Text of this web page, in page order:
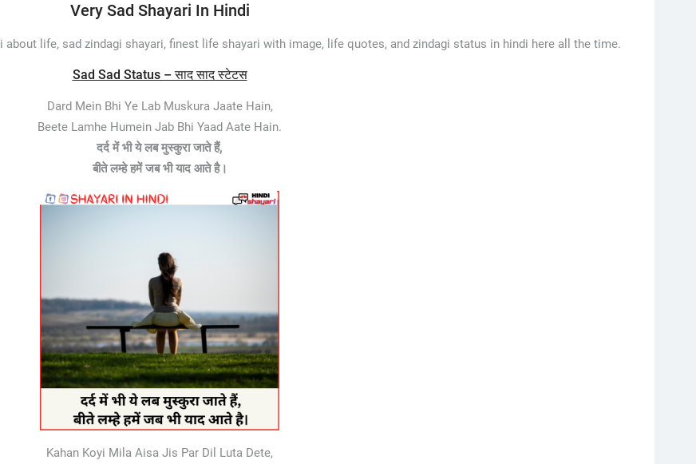
Very Sad Shayari In Hindi
about life, sad zindagi shayari, finest life shayari with image, life quotes, and zindagi status in hindi here all the time.
Sad Sad Status – साद साद स्टेटस
Dard Mein Bhi Ye Lab Muskura Jaate Hain,
Beete Lamhe Humein Jab Bhi Yaad Aate Hain.
दर्द में भी ये लब मुस्कुरा जाते हैं,
बीते लम्हे हमें जब भी याद आते है।
Kahan Koyi Mila Aisa Jis Par Dil Luta Dete,